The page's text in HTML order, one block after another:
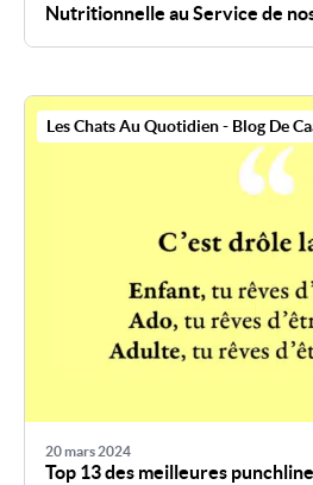
Nutritionnelle au Service de
Les Chats Au Quotidien - Blog De
20 mars 2024
Top 13 des meilleures